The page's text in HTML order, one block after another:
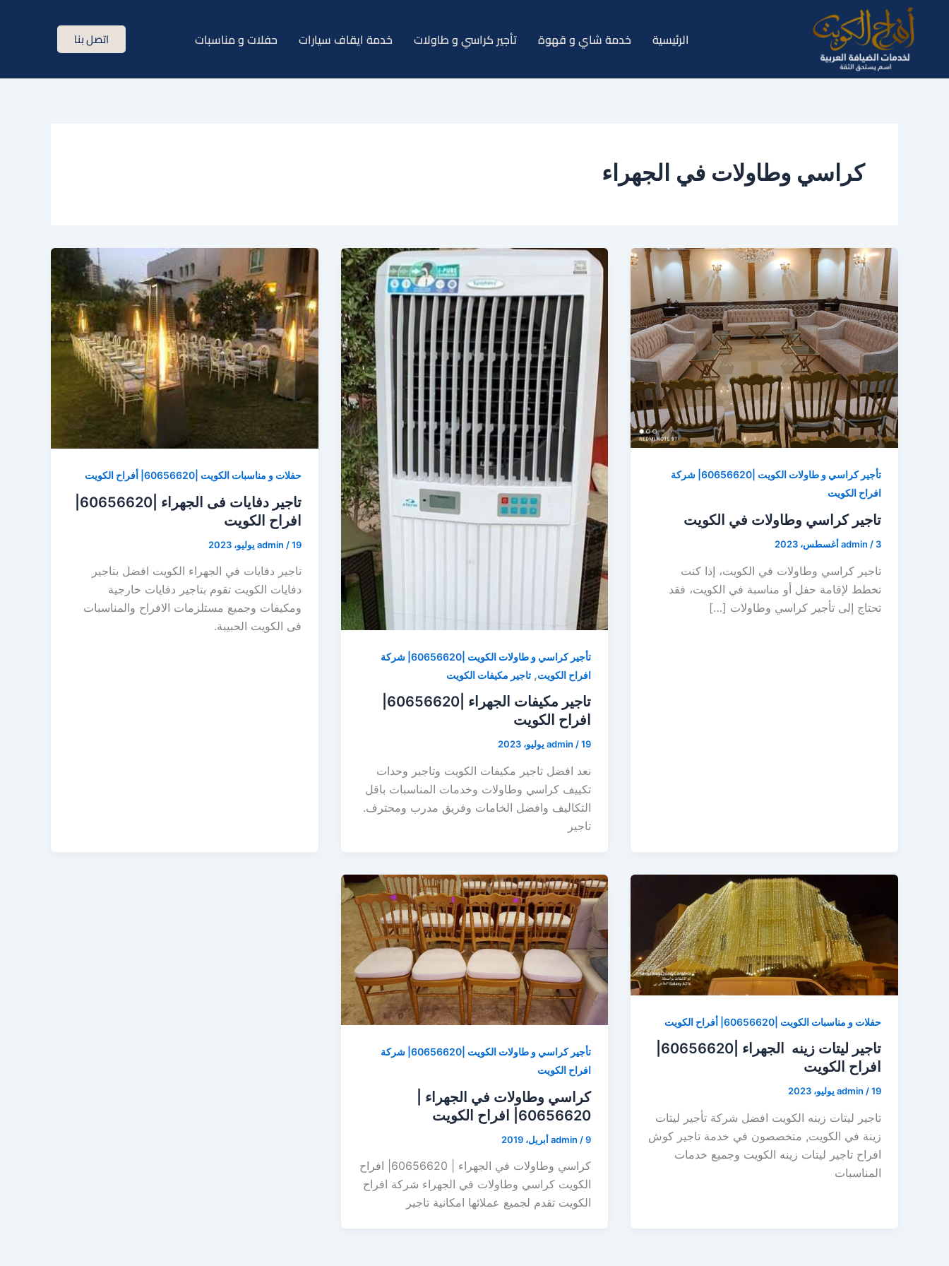
المحتوى
الرئيسية خدمة شاي و قهوة تأجير كراسي و طاولات خدمة ايقاف سيارات حفلات و مناسبات اتصل بنا
كراسي وطاولات في الجهراء
تأجير كراسي و طاولات الكويت |60656620| شركة
افراح الكويت
تاجير كراسي وطاولات في الكويت
admin / 3 أغسطس، 2023
تاجير كراسي وطاولات في الكويت، إذا كنت
تخطط لإقامة حفل أو مناسبة في الكويت، فقد
تحتاج إلى تأجير كراسي وطاولات […]
تأجير كراسي و طاولات الكويت |60656620| شركة
افراح الكويت, تاجير مكيفات الكويت
افراح الكويت
admin/19 يوليو، 2023
نعد افضل تاجير مكيفات الكويت وتاجير وحدات
تكييف كراسي وطاولات وخدمات المناسبات باقل
التكاليف وافضل الخامات وفريق مدرب ومحترف.
تاجير
حفلات و مناسبات الكويت |60656620| أفراح الكويت
افراح الكويت
admin /19 يوليو، 2023
تاجير دفايات في الجهراء الكويت افضل بتاجير
دفايات الكويت تقوم بتاجير دفايات خارجية
ومكيفات وجميع مستلزمات الافراح والمناسبات
فى الكويت الحبيبة.
حفلات و مناسبات الكويت |60656620| أفراح الكويت
افراح الكويت
admin /19 يوليو، 2023
تاجير ليتات زينه الكويت افضل شركة تأجير ليتات
زينة في الكويت, متخصصون في خدمة تاجير كوش
افراح تاجير ليتات زينه الكويت وجميع خدمات
المناسبات
تأجير كراسي و طاولات الكويت |60656620| شركة
افراح الكويت
كراسي وطاولات في الجهراء |
60656620| افراح الكويت
admin /9 أبريل، 2019
كراسي وطاولات في الجهراء | 60656620| افراح
الكويت كراسي وطاولات في الجهراء شركة افراح
الكويت تقدم لجميع عملائها امكانية تاجير